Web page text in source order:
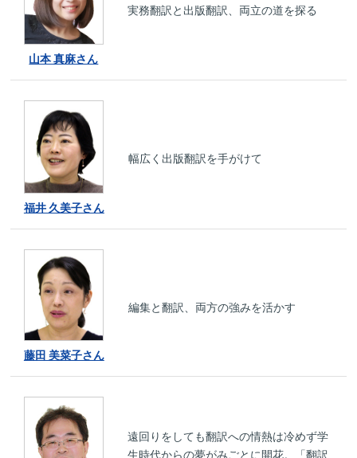
山本 真麻さん
実務翻訳と出版翻訳、両立の道を探る
福井 久美子さん
幅広く出版翻訳を手がけて
藤田 美菜子さん
編集と翻訳、両方の強みを活かす
遠回りをしても翻訳への情熱は冷めず学
生時代からの夢がみごとに開花。「翻訳